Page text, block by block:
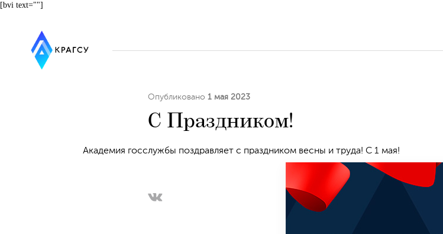
[bvi text=""]
Опубликовано 1 мая 2023
С Праздником!
Академия госслужбы поздравляет с праздником весны и труда! С 1 мая!